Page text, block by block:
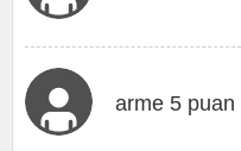
arme 5 puan